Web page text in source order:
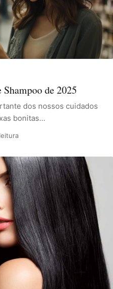
de 2025
dos nossos cuidados
bonitas…